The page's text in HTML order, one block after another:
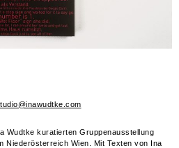
Wudtke kuratierten Gruppenausstellung
Niederösterreich Wien. Mit Texten von Ina